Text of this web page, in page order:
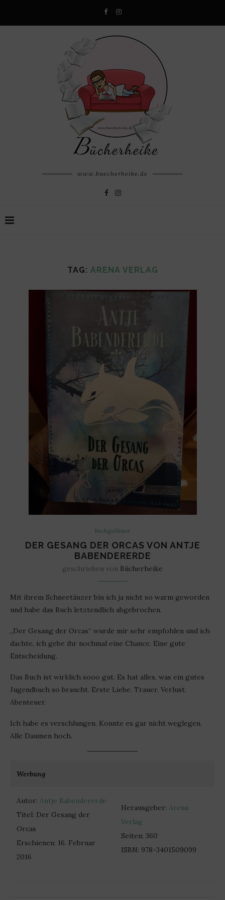
www.buecherheike.de
TAG: ARENA VERLAG
Buchgeflüster
DER GESANG DER ORCAS VON ANTJE
BABENDERERDE
geschrieben von Bücherheike
Mit ihrem Schneetänzer bin ich ja nicht so warm geworden
und habe das Buch letztendlich abgebrochen.
„Der Gesang der Orcas“ wurde mir sehr empfohlen und ich
dachte, ich gebe ihr nochmal eine Chance. Eine gute
Entscheidung.
Das Buch ist wirklich sooo gut. Es hat alles, was ein gutes
Jugendbuch so braucht. Erste Liebe. Trauer. Verlust.
Abenteuer.
Ich habe es verschlungen. Konnte es gar nicht weglegen.
Alle Daumen hoch.
Werbung
Autor: Antje Babendererde
Titel: Der Gesang der
Orcas
Erschienen: 16. Februar
2016
Herausgeber: Arena
Verlag
Seiten: 360
ISBN: 978-3401509099